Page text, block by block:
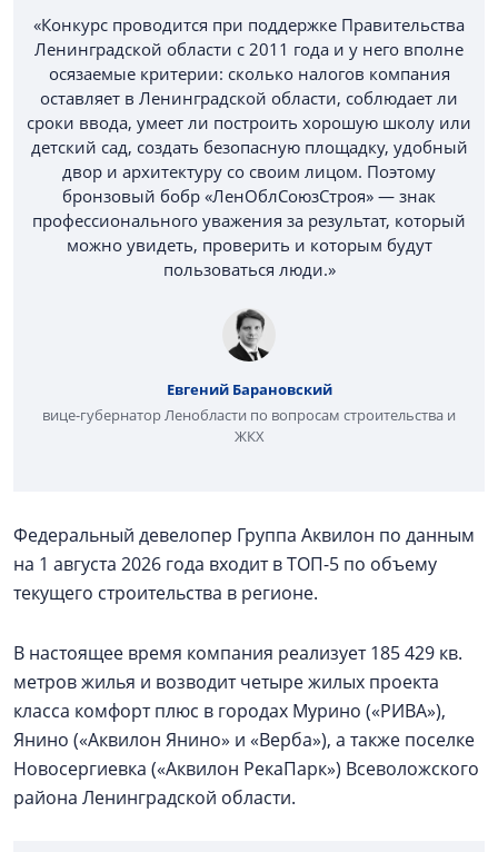
«Конкурс проводится при поддержке Правительства
Ленинградской области с 2011 года и у него вполне
осязаемые критерии: сколько налогов компания
оставляет в Ленинградской области, соблюдает ли
сроки ввода, умеет ли построить хорошую школу или
детский сад, создать безопасную площадку, удобный
двор и архитектуру со своим лицом. Поэтому
бронзовый бобр «ЛенОблСоюзСтроя» — знак
профессионального уважения за результат, который
можно увидеть, проверить и которым будут
пользоваться люди.»
Евгений Барановский
вице-губернатор Ленобласти по вопросам строительства и
ЖКХ
Федеральный девелопер Группа Аквилон по данным
на 1 августа 2026 года входит в ТОП-5 по объему
текущего строительства в регионе.
В настоящее время компания реализует 185 429 кв.
метров жилья и возводит четыре жилых проекта
класса комфорт плюс в городах Мурино («РИВА»),
Янино («Аквилон Янино» и «Верба»), а также поселке
Новосергиевка («Аквилон РекаПарк») Всеволожского
района Ленинградской области.